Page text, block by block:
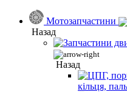
Мотозапчастини
Назад
Назад
кільця,